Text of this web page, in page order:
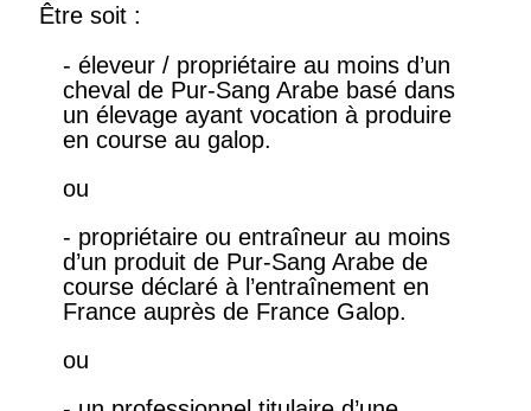
Être soit :
- éleveur / propriétaire au moins d’un
cheval de Pur-Sang Arabe basé dans
un élevage ayant vocation à produire
en course au galop.
ou
- propriétaire ou entraîneur au moins
d’un produit de Pur-Sang Arabe de
course déclaré à l’entraînement en
France auprès de France Galop.
ou